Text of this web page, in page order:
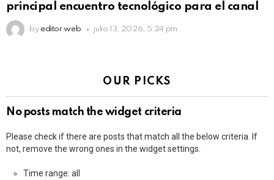
principal encuentro tecnológico para el canal
by editor web julio 13, 2026, 5:24 pm
OUR PICKS
No posts match the widget criteria
Please check if there are posts that match all the below criteria. If
not, remove the wrong ones in the widget settings.
Time range: all